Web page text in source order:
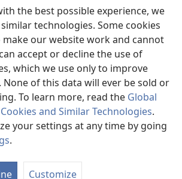
the best possible experience, we
technologies. Some cookies
make our website work and cannot
accept or decline the use of
which we use only to improve
None of this data will ever be sold or
To learn more, read the Global
and Similar Technologies.
your settings at any time by going
.
Customize
Tower Bible and Tract Society of Pennsylvania.
|